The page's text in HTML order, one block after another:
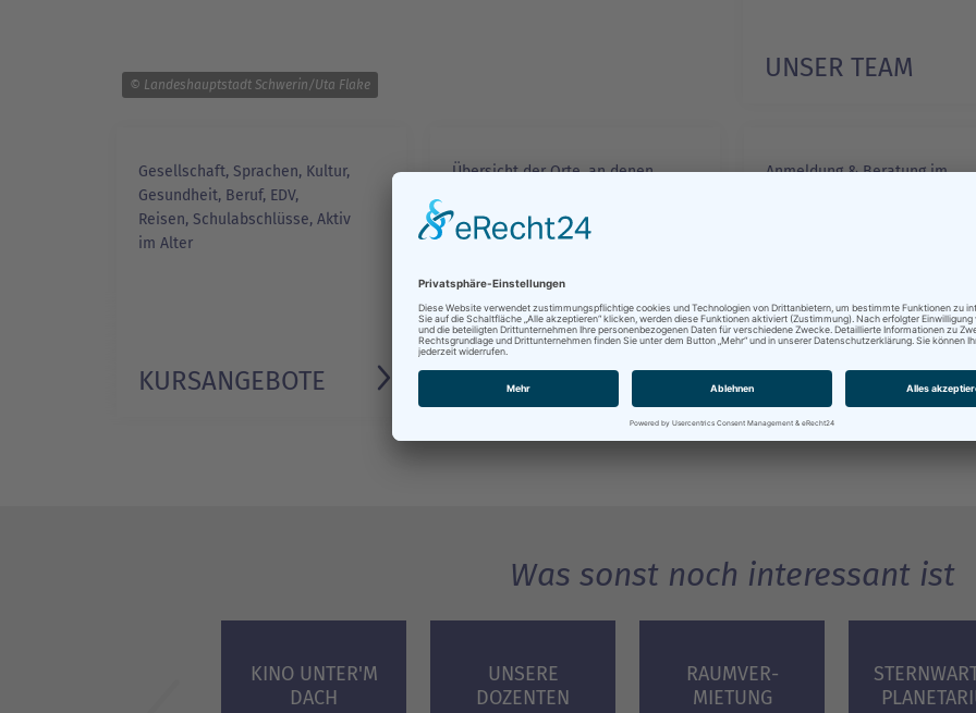
© Landeshauptstadt Schwerin/Uta Flake
UNSER TEAM
KURSANGEBOTE
Gesellschaft, Sprachen, Kultur,
Gesundheit, Beruf, EDV,
Reisen, Schulabschlüsse, Aktiv
im Alter
KURSORTE
Übersicht der Orte, an denen
KON/VHS
Anmeldung & Beratung im
Was sonst noch interessant ist
KINO UNTER'M
DACH
UNSERE
DOZENTEN
RAUMVER­
MIETUNG